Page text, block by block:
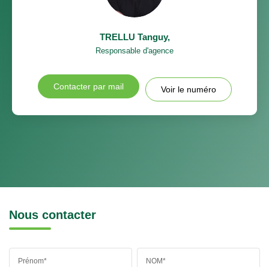
TRELLU Tanguy,
Responsable d'agence
Contacter par mail Voir le numéro
Nous contacter
Prénom* NOM*